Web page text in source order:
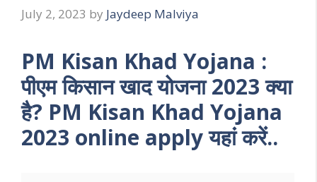
July 2, 2023 by Jaydeep Malviya
PM Kisan Khad Yojana :
पीएम किसान खाद योजना 2023 क्या
है? PM Kisan Khad Yojana
2023 online apply यहां करें..